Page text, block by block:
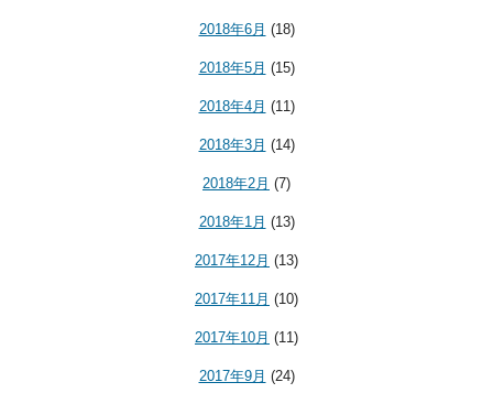
2018年6月 (18)
2018年5月 (15)
2018年4月 (11)
2018年3月 (14)
2018年2月 (7)
2018年1月 (13)
2017年12月 (13)
2017年11月 (10)
2017年10月 (11)
2017年9月 (24)